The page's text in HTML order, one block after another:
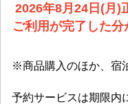
2026年8月24日(月)
ご利用が完了した
※商品購入のほか、宿
予約サービスは期限内